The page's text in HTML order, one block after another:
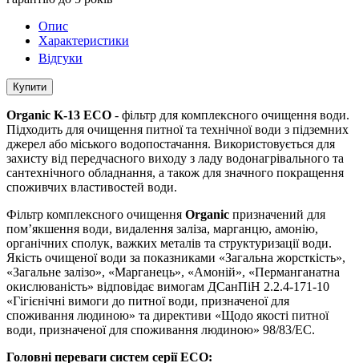
Опис
Характеристики
Відгуки
Купити
Organic K-13 ECO - фільтр для комплексного очищення води.
Підходить для очищення питної та технічної води з підземних
джерел або міського водопостачання. Використовується для
захисту від передчасного виходу з ладу водонагрівального та
сантехнічного обладнання, а також для значного покращення
споживчих властивостей води.
Фільтр комплексного очищення Organic призначений для
пом’якшення води, видалення заліза, марганцю, амонію,
органічних сполук, важких металів та структуризації води.
Якість очищеної води за показниками «Загальна жорсткість»,
«Загальне залізо», «Марганець», «Амоній», «Перманганатна
окислюваність» відповідає вимогам ДСанПіН 2.2.4-171-10
«Гігієнічні вимоги до питної води, призначеної для
споживання людиною» та директиви «Щодо якості питної
води, призначеної для споживання людиною» 98/83/EC.
Головні переваги систем серії ECO: